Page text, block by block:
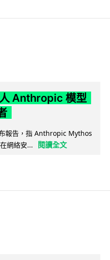
Anthropic 模型
報告，指 Anthropic Mythos
網絡安...
閱讀全文